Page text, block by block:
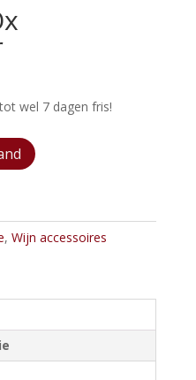
wel 7 dagen fris!
, Wijn accessoires